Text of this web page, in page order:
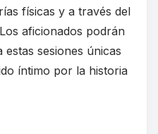
físicas y a través del
aficionados podrán
sesiones únicas
íntimo por la historia